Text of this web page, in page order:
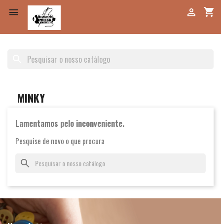
 shopping_cart

MINKY
Lamentamos pelo inconveniente.
Pesquise de novo o que procura
search